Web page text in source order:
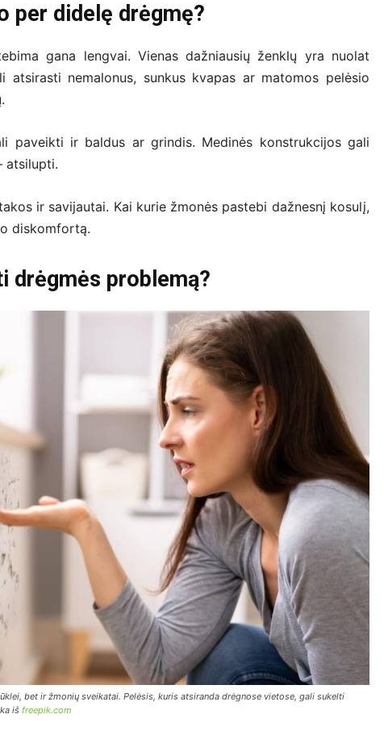
per didelę drėgmę?
gana lengvai. Vienas dažniausių ženklų yra nuolat
atsirasti nemalonus, sunkus kvapas ar matomos pelėsio
paveikti ir baldus ar grindis. Medinės konstrukcijos gali
atsilupti.
ir savijautai. Kai kurie žmonės pastebi dažnesnį kosulį,
diskomfortą.
drėgmės problemą?
bet ir žmonių sveikatai. Pelėsis, kuris atsiranda drėgnose vietose, gali sukelti
iš freepik.com